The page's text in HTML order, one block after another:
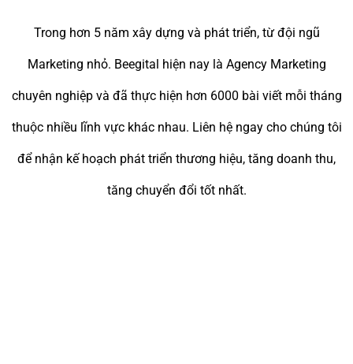
Trong hơn 5 năm xây dựng và phát triển, từ đội ngũ
Marketing nhỏ. Beegital hiện nay là Agency Marketing
chuyên nghiệp và đã thực hiện hơn 6000 bài viết mỗi tháng
thuộc nhiều lĩnh vực khác nhau. Liên hệ ngay cho chúng tôi
để nhận kế hoạch phát triển thương hiệu, tăng doanh thu,
tăng chuyển đổi tốt nhất.